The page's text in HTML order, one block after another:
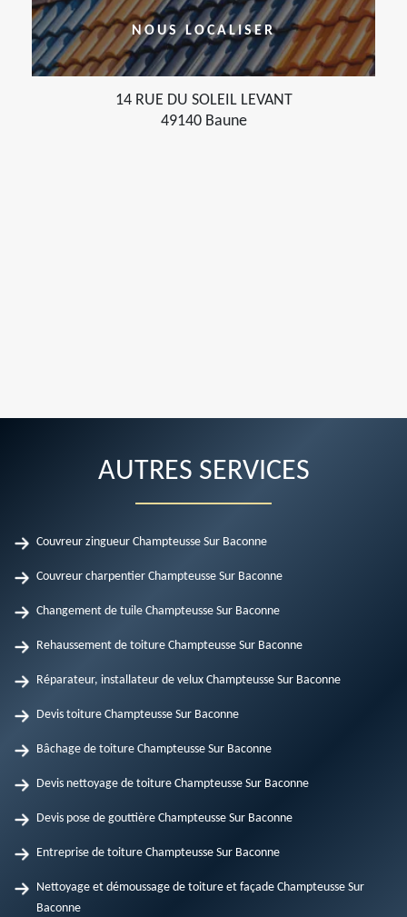
NOUS LOCALISER
14 RUE DU SOLEIL LEVANT
49140 Baune
AUTRES SERVICES
Couvreur zingueur Champteusse Sur Baconne
Couvreur charpentier Champteusse Sur Baconne
Changement de tuile Champteusse Sur Baconne
Rehaussement de toiture Champteusse Sur Baconne
Réparateur, installateur de velux Champteusse Sur Baconne
Devis toiture Champteusse Sur Baconne
Bâchage de toiture Champteusse Sur Baconne
Devis nettoyage de toiture Champteusse Sur Baconne
Devis pose de gouttière Champteusse Sur Baconne
Entreprise de toiture Champteusse Sur Baconne
Nettoyage et démoussage de toiture et façade Champteusse Sur
Baconne